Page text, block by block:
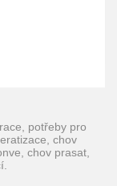
chov
chov prasat,